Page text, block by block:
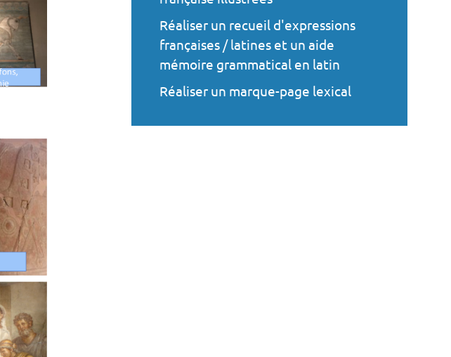
Réaliser un recueil d'expressions
françaises / latines et un aide
mémoire grammatical en latin
Réaliser un marque-page lexical